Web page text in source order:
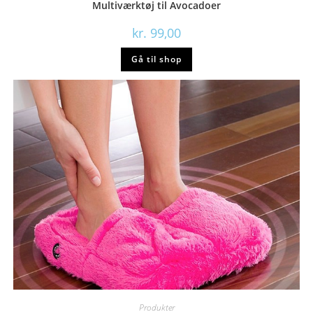
Multiværktøj til Avocadoer
kr. 99,00
Gå til shop
Produkter